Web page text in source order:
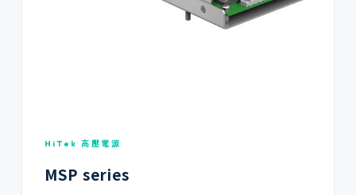
HiTek 高壓電源
MSP series